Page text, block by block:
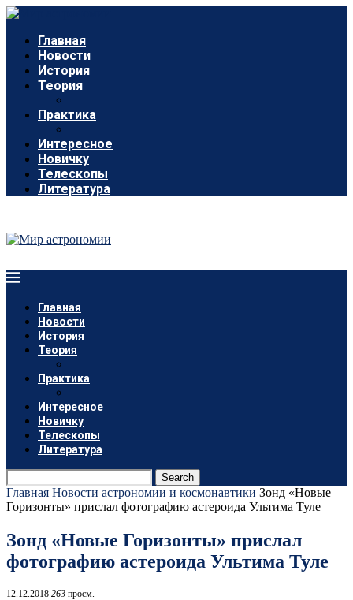
Главная
Новости
История
Теория
Практика
Интересное
Новичку
Телескопы
Литература
Главная
Новости
История
Теория
Практика
Интересное
Новичку
Телескопы
Литература
Search
Главная Новости астрономии и космонавтики Зонд «Новые
Горизонты» прислал фотографию астероида Ультима Туле
Зонд «Новые Горизонты» прислал
фотографию астероида Ультима Туле
12.12.2018 263 просм.